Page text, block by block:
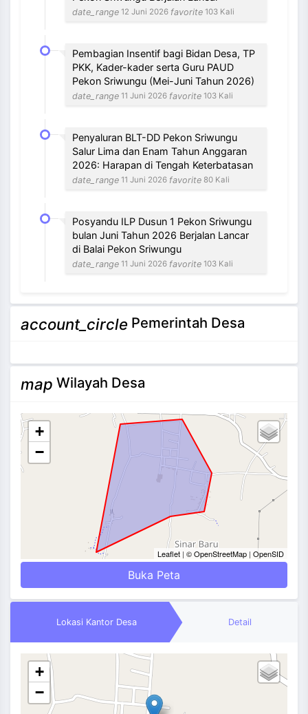
date_range 12 Juni 2026 favorite 103 Kali
Pembagian Insentif bagi Bidan Desa, TP
PKK, Kader-kader serta Guru PAUD
Pekon Sriwungu (Mei-Juni Tahun 2026)
date_range 11 Juni 2026 favorite 103 Kali
Penyaluran BLT-DD Pekon Sriwungu
Salur Lima dan Enam Tahun Anggaran
2026: Harapan di Tengah Keterbatasan
date_range 11 Juni 2026 favorite 80 Kali
Posyandu ILP Dusun 1 Pekon Sriwungu
bulan Juni Tahun 2026 Berjalan Lancar
di Balai Pekon Sriwungu
date_range 11 Juni 2026 favorite 103 Kali
account_circle Pemerintah Desa
NEVI VILANTI, S.Kom
Bendahara Pekon
map Wilayah Desa
+
−
Leaflet| © OpenStreetMap| OpenSID
Buka Peta
Lokasi Kantor Desa Detail
+
−